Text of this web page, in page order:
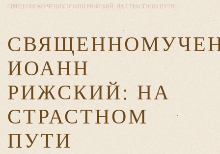
СВЯЩЕННОМУЧЕНИК ИОАНН РИЖСКИЙ: НА СТРАСТНОМ ПУТИ
ИОАНН
РИЖСКИЙ: НА
СТРАСТНОМ
ПУТИ